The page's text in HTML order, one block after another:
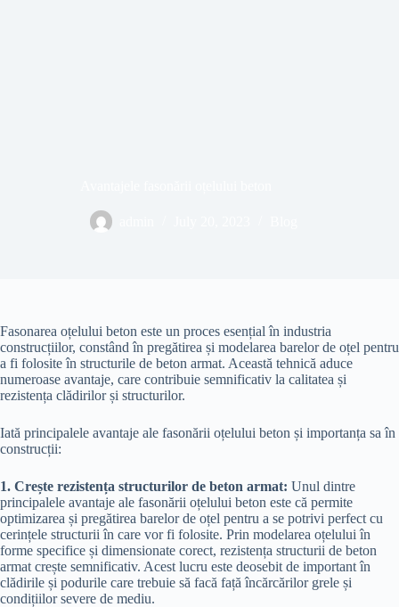
Fasonarea oțelului beton este un proces esențial în industria
construcțiilor, constând în pregătirea și modelarea barelor de oțel pentru
a fi folosite în structurile de beton armat. Această tehnică aduce
numeroase avantaje, care contribuie semnificativ la calitatea și
rezistența clădirilor și structurilor.
Iată principalele avantaje ale fasonării oțelului beton și importanța sa în
construcții:
1. Crește rezistența structurilor de beton armat: Unul dintre
principalele avantaje ale fasonării oțelului beton este că permite
optimizarea și pregătirea barelor de oțel pentru a se potrivi perfect cu
cerințele structurii în care vor fi folosite. Prin modelarea oțelului în
forme specifice și dimensionate corect, rezistența structurii de beton
armat crește semnificativ. Acest lucru este deosebit de important în
clădirile și podurile care trebuie să facă față încărcărilor grele și
condițiilor severe de mediu.